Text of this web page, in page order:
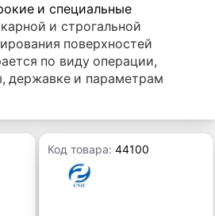
и специальные
и строгальной
поверхностей
по виду операции,
державке и параметрам
Код товара:44100